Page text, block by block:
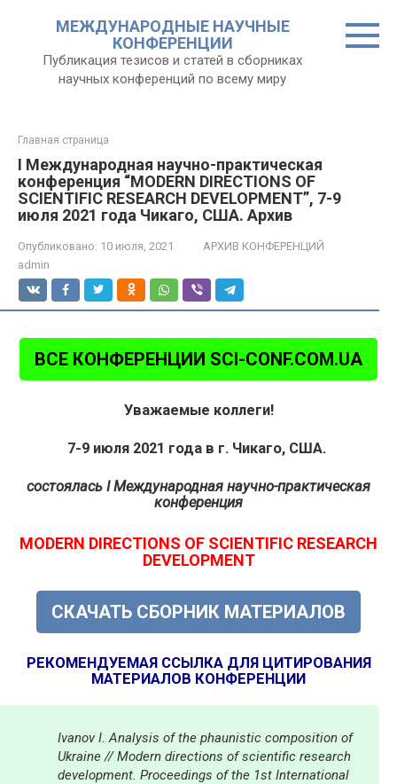
МЕЖДУНАРОДНЫЕ НАУЧНЫЕ
КОНФЕРЕНЦИИ
Публикация тезисов и статей в сборниках
научных конференций по всему миру
Главная страница
I Международная научно-практическая
конференция “MODERN DIRECTIONS OF
SCIENTIFIC RESEARCH DEVELOPMENT”, 7-9
июля 2021 года Чикаго, США. Архив
Опубликовано: 10 июля, 2021
АРХИВ КОНФЕРЕНЦИЙ
admin
ВСЕ КОНФЕРЕНЦИИ SCI-CONF.COM.UA
Уважаемые коллеги!
7-9 июля 2021 года в г. Чикаго, США.
состоялась I Международная научно-практическая
конференция
MODERN DIRECTIONS OF SCIENTIFIC RESEARCH
DEVELOPMENT
СКАЧАТЬ СБОРНИК МАТЕРИАЛОВ
РЕКОМЕНДУЕМАЯ ССЫЛКА ДЛЯ ЦИТИРОВАНИЯ
МАТЕРИАЛОВ КОНФЕРЕНЦИИ
Ivanov I. Analysis of the phaunistic composition of
Ukraine // Modern directions of scientific research
development. Proceedings of the 1st International